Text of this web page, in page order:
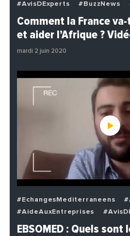
#AvisDExperts
#BuzzNews
#EchangesMediterraneens
#Politique
Comment la France
et aider l’Afrique ?
mardi 2 juin 2020
#EchangesMediterraneens
#AideAuxEntreprises
#BuzzNews
#Decideurs
EBSOMED : Quels